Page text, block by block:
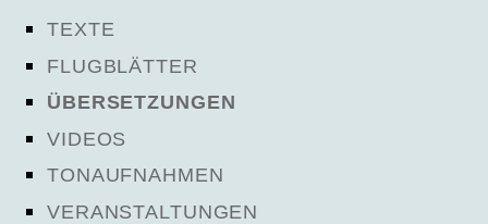
TEXTE
FLUGBLÄTTER
ÜBERSETZUNGEN
VIDEOS
TONAUFNAHMEN
VERANSTALTUNGEN